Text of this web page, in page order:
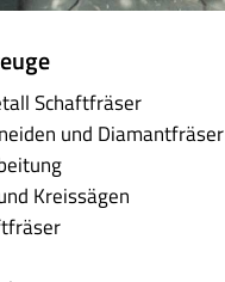
Schaftfräser
und Diamantfräser
Kreissägen